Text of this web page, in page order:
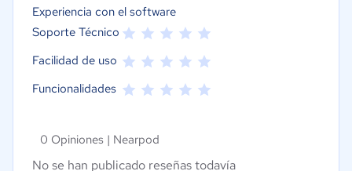
Experiencia con el software
Soporte Técnico
Facilidad de uso
Funcionalidades
0 Opiniones | Nearpod
No se han publicado reseñas todavía